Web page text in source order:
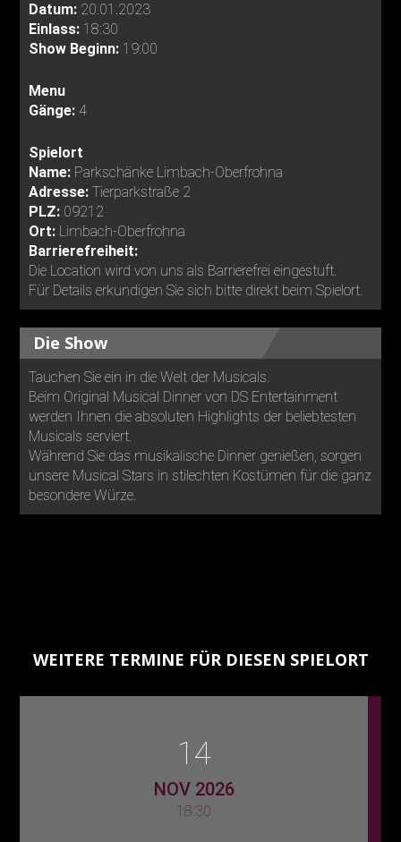
Datum: 20.01.2023
Einlass: 18:30
Show Beginn: 19:00
Menu
Gänge: 4
Spielort
Name: Parkschänke Limbach-Oberfrohna
Adresse:Tierparkstraße 2
PLZ: 09212
Ort: Limbach-Oberfrohna
Barrierefreiheit:
Die Location wird von uns als Barrierefrei eingestuft.
Für Details erkundigen Sie sich bitte direkt beim Spielort.
Die Show
Tauchen Sie ein in die Welt der Musicals.
Beim Original Musical Dinner von DS Entertainment
werden Ihnen die absoluten Highlights der beliebtesten
Musicals serviert.
Während Sie das musikalische Dinner genießen, sorgen
unsere Musical Stars in stilechten Kostümen für die ganz
besondere Würze.
WEITERE TERMINE FÜR DIESEN SPIELORT
14
NOV 2026
18:30